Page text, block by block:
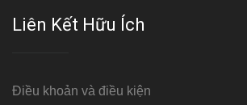
Liên Kết Hữu Ích
Điều khoản và điều kiện